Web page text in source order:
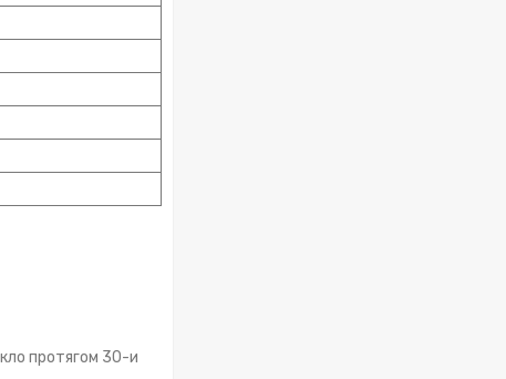
протягом 30-и